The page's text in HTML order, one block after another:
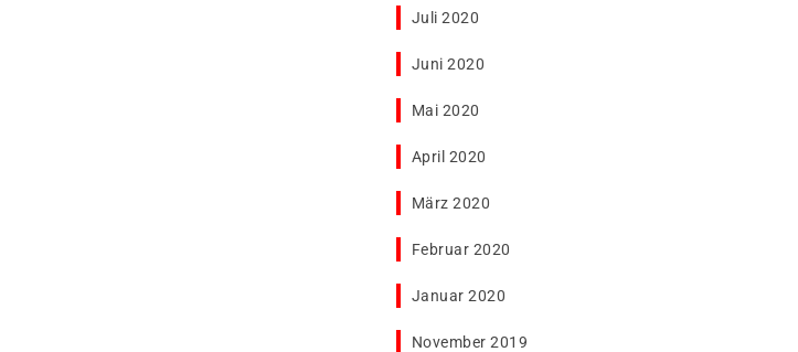
Juli 2020
Juni 2020
Mai 2020
April 2020
März 2020
Februar 2020
Januar 2020
November 2019